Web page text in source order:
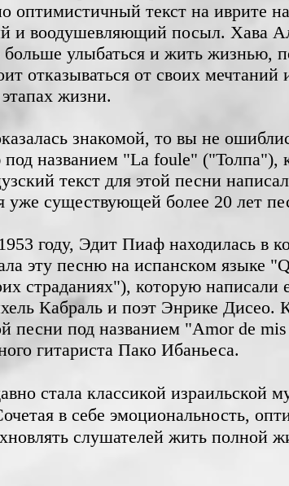
оптимистичный текст на иврите
и воодушевляющий посыл. Хава
улыбаться и жить жизнью,
отказываться от своих
жизни.
знакомой, то вы не
названием "La foule" ("Толпа"),
текст для этой песни
уже существующей более 20 лет
году, Эдит Пиаф находилась в
эту песню на испанском языке
страданиях"), которую написали
Кабраль и поэт Энрике Дисео.
песни под названием "Amor de
гитариста Пако Ибаньеса.
в себе эмоциональность,
слушателей жить полной